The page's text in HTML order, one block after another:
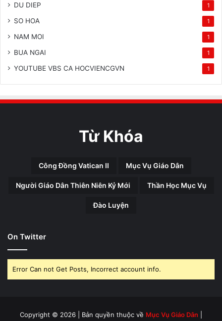
DU DIEP 1
SO HOA 1
NAM MOI 1
BUA NGAI 1
YOUTUBE VBS CA HOCVIENCGVN 1
Từ Khóa
Công Đồng Vatican II Mục Vụ Giáo Dân
Người Giáo Dân Thiên Niên Kỷ Mới Thần Học Mục Vụ
Đào Luyện
On Twitter
Error Can not Get Posts, Incorrect account info.
Copyright © 2026 | Bản quyền thuộc về Mục Vụ Giáo Dân